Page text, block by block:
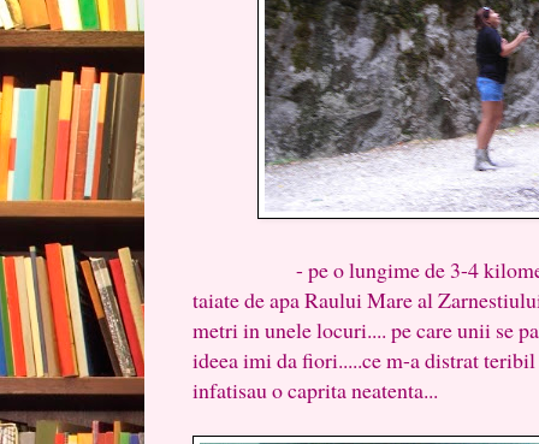
- pe o lungime de 3-4 kilometri
taiate de apa Raului Mare al
metri in unele locuri.... pe care unii se
ideea imi da fiori.....ce m-a distrat
infatisau o caprita neatenta...